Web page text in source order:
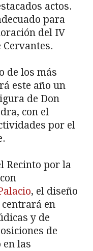
actos.
para
del IV
de los más
este año un
de Don
con el
por el
Recinto por la
, el diseño
centrará en
y de
de
en las